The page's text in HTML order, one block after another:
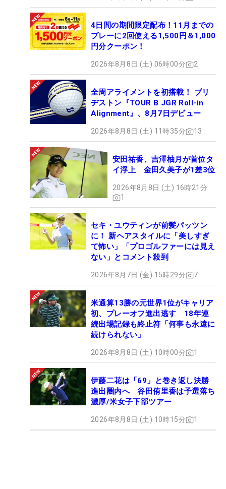
4日間の期間限定配布！11月までの
プレーに2回使える1,500円＆1,000
円分クーポン！
2026年8月8日 (土) 06時00分 2
全周アライメントを初搭載！ ブリ
ヂストン『TOUR B JGR Roll-in
Alignment』、8月7日デビュー
2026年8月8日 (土) 11時35分 13
安田祐香、吉澤柚月が首位タ
イ浮上 金田久美子が1差3位
2026年8月8日 (土) 16時21分
1
セキ・ユウティンが前髪パッツン
に！ 新ヘアスタイルに「美しすぎ
て怖い」「プロゴルファーには見え
ない」とコメント殺到
2026年8月7日 (金) 15時29分 7
米通算13勝の元世界1位がキャリア
初、プレーオフ進出逃す 18年連
続出場記録も終止符「何事も永遠に
続けられない」
2026年8月8日 (土) 10時00分 1
伊藤二花は「69」と巻き返し決勝
進出圏内へ 谷田侑里香は予選落ち
濃厚/米女子下部ツアー
2026年8月8日 (土) 10時15分 1